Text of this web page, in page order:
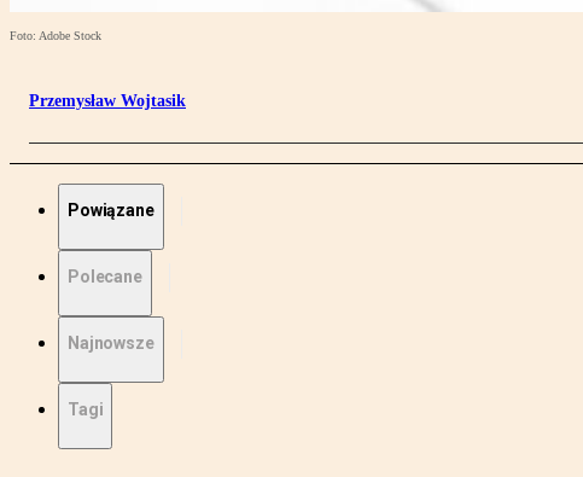
Foto: Adobe Stock
Przemysław Wojtasik
Powiązane
Polecane
Najnowsze
Tagi